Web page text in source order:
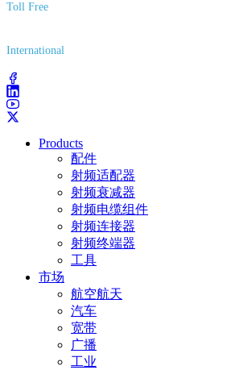
Toll Free
International
Products
配件
射频适配器
射频衰减器
射频电缆组件
射频连接器
射频终端器
工具
市场
航空航天
汽车
宽带
广播
工业